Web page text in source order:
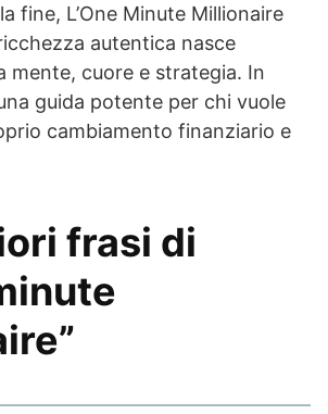
fine, L’One Minute Millionaire
autentica nasce
mente, cuore e strategia. In
guida potente per chi vuole
cambiamento finanziario e
frasi di